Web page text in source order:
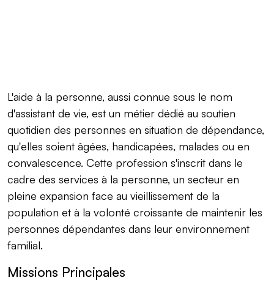
L'aide à la personne, aussi connue sous le nom
d'assistant de vie, est un métier dédié au soutien
quotidien des personnes en situation de dépendance,
qu'elles soient âgées, handicapées, malades ou en
convalescence. Cette profession s'inscrit dans le
cadre des services à la personne, un secteur en
pleine expansion face au vieillissement de la
population et à la volonté croissante de maintenir les
personnes dépendantes dans leur environnement
familial.
Missions Principales